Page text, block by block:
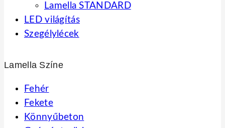
Lamella STANDARD
LED világítás
Szegélylécek
Lamella Színe
Fehér
Fekete
Könnyűbeton